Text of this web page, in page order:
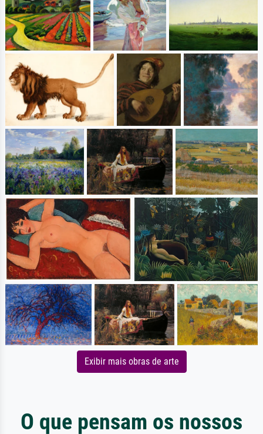
Exibir mais obras de arte
O que pensam os nossos